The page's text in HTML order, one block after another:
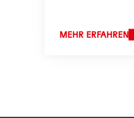
MEHR ERFAHREN